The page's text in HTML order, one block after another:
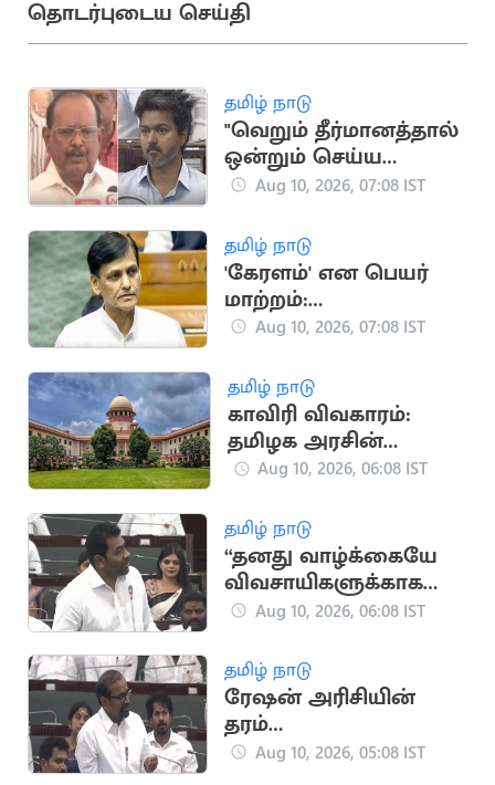
தொடர்புடைய செய்தி
தமிழ் நாடு
"வெறும் தீர்மானத்தால்
ஒன்றும் செய்ய
முடியாது”.. திமுக
ரகுபதி
Aug 10, 2026, 07:08 IST
தமிழ் நாடு
'கேரளம்' என பெயர்
மாற்றம்:
நாடாளுமன்றத்தில்
Aug 10, 2026, 07:08 IST
தமிழ் நாடு
காவிரி விவகாரம்:
தமிழக அரசின்
வழக்கை ஆக.13-ல்
உச்சநீதிமன்றம்
Aug 10, 2026, 06:08 IST
தமிழ் நாடு
“தனது வாழ்க்கையே
விவசாயிகளுக்காக
என்றார் முதல்வர்
அர்ஜூனா
Aug 10, 2026, 06:08 IST
தமிழ் நாடு
ரேஷன் அரிசியின்
தரம்
உயர்த்தப்பட்டுள்ளது:
Aug 10, 2026, 05:08 IST